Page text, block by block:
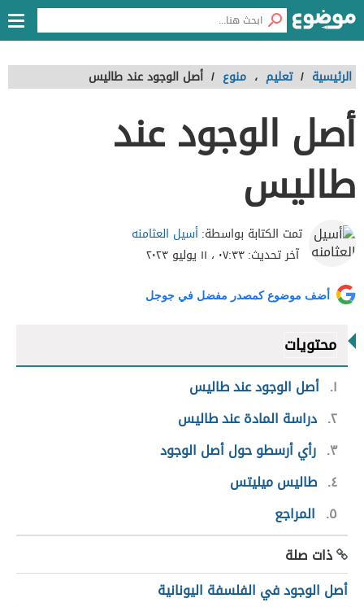
الرئيسية / تعليم ، منوع / أصل الوجود عند طاليس
أصل الوجود عند
طاليس
تمت الكتابة بواسطة:أسيل العثامنه
آخر تحديث:٠٧:٣٣ ، ١١ يوليو ٢٠٢٣
أضف موضوع كمصدر مفضل في جوجل
محتويات
١ أصل الوجود عند طاليس
٢ دراسة المادة عند طاليس
٣ رأي أرسطو حول أصل الوجود
٤ طاليس ميليتس
٥
المراجع
ذات صلة
أصل الوجود في الفلسفة اليونانية